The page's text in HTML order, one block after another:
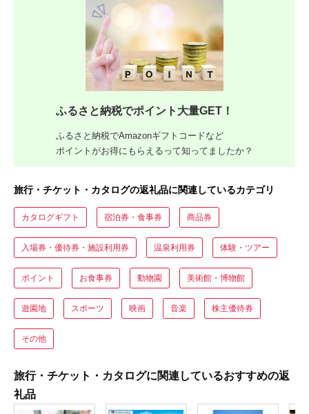
ふるさと納税でポイント大量GET！
ふるさと納税でAmazonギフトコードなど
ポイントがお得にもらえるって知ってましたか？
旅行・チケット・カタログの返礼品に関連しているカテゴリ
カタログギフト 宿泊券・食事券 商品券
入場券・優待券・施設利用券 温泉利用券 体験・ツアー
ポイント お食事券 動物園 美術館・博物館
遊園地 スポーツ 映画 音楽 株主優待券
その他
旅行・チケット・カタログに関連しているおすすめの返
礼品